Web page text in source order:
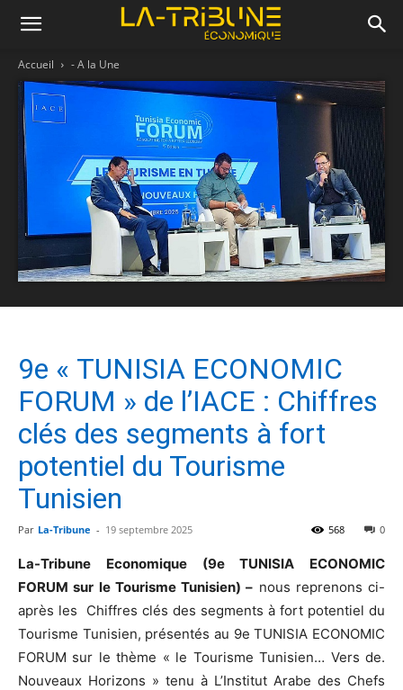
Accueil - A la Une
9e « TUNISIA ECONOMIC
FORUM » de l’IACE : Chiffres
clés des segments à fort
potentiel du Tourisme
Tunisien
Par La-Tribune - 19 septembre 2025 0
568
La-Tribune Economique (9e TUNISIA ECONOMIC
FORUM sur le Tourisme Tunisien) – nous reprenons ci-
après les Chiffres clés des segments à fort potentiel du
Tourisme Tunisien, présentés au 9e TUNISIA ECONOMIC
FORUM sur le thème « le Tourisme Tunisien… Vers de.
Nouveaux Horizons » tenu à L’Institut Arabe des Chefs